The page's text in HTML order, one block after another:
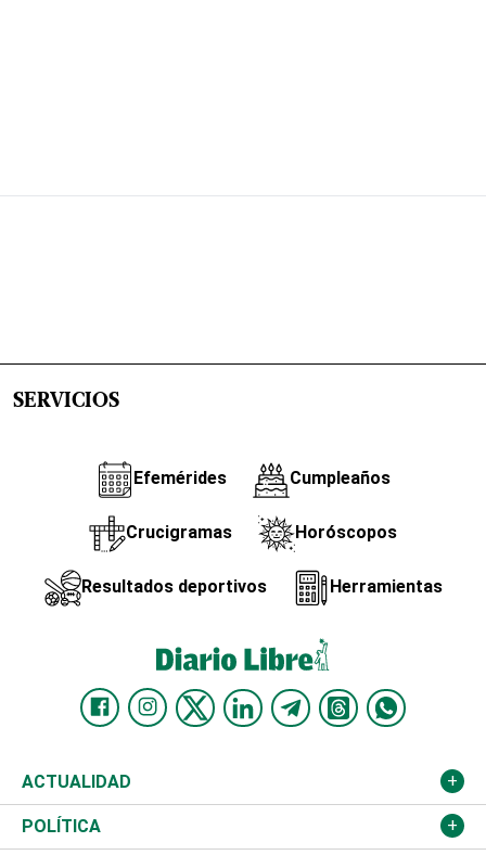
SERVICIOS
Efemérides Cumpleaños
Crucigramas Horóscopos
Resultados deportivos Herramientas
ACTUALIDAD
Nacional
POLÍTICA